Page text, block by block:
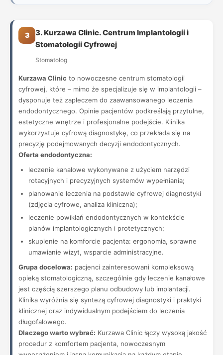
3
3. Kurzawa Clinic. Centrum Implantologii i
Stomatologii Cyfrowej
Stomatolog
Kurzawa Clinic to nowoczesne centrum stomatologii
cyfrowej, które – mimo że specjalizuje się w implantologii –
dysponuje też zapleczem do zaawansowanego leczenia
endodontycznego. Opinie pacjentów podkreślają przytulne,
estetyczne wnętrze i profesjonalne podejście. Klinika
wykorzystuje cyfrową diagnostykę, co przekłada się na
precyzję podejmowanych decyzji endodontycznych.
Oferta endodontyczna:
leczenie kanałowe wykonywane z użyciem narzędzi
rotacyjnych i precyzyjnych systemów wypełniania;
planowanie leczenia na podstawie cyfrowej diagnostyki
(zdjęcia cyfrowe, analiza kliniczna);
leczenie powikłań endodontycznych w kontekście
planów implantologicznych i protetycznych;
skupienie na komforcie pacjenta: ergonomia, sprawne
umawianie wizyt, wsparcie administracyjne.
Grupa docelowa: pacjenci zainteresowani kompleksową
opieką stomatologiczną, szczególnie gdy leczenie kanałowe
jest częścią szerszego planu odbudowy lub implantacji.
Klinika wyróżnia się syntezą cyfrowej diagnostyki i praktyki
klinicznej oraz indywidualnym podejściem do leczenia
długofalowego.
Dlaczego warto wybrać: Kurzawa Clinic łączy wysoką jakość
procedur z komfortem pacjenta, nowoczesnym